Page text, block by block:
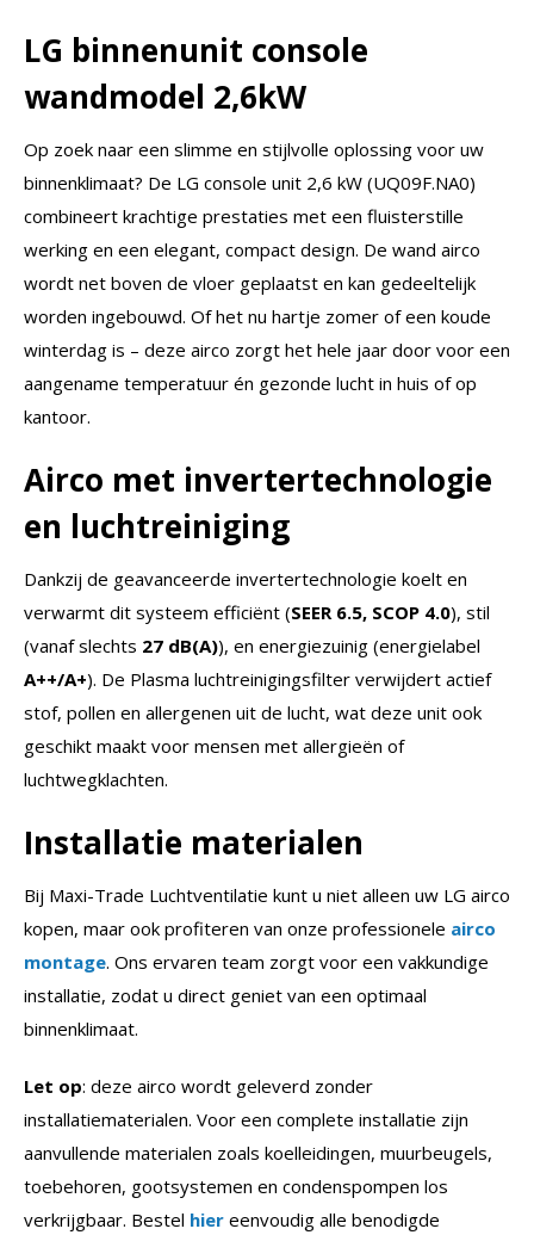
LG binnenunit console
wandmodel 2,6kW
Op zoek naar een slimme en stijlvolle oplossing voor uw
binnenklimaat? De LG console unit 2,6 kW (UQ09F.NA0)
combineert krachtige prestaties met een fluisterstille
werking en een elegant, compact design. De wand airco
wordt net boven de vloer geplaatst en kan gedeeltelijk
worden ingebouwd. Of het nu hartje zomer of een koude
winterdag is – deze airco zorgt het hele jaar door voor een
aangename temperatuur én gezonde lucht in huis of op
kantoor.
Airco met invertertechnologie
en luchtreiniging
Dankzij de geavanceerde invertertechnologie koelt en
verwarmt dit systeem efficiënt (SEER 6.5, SCOP 4.0), stil
(vanaf slechts 27 dB(A)), en energiezuinig (energielabel
A++/A+). De Plasma luchtreinigingsfilter verwijdert actief
stof, pollen en allergenen uit de lucht, wat deze unit ook
geschikt maakt voor mensen met allergieën of
luchtwegklachten.
Installatie materialen
Bij Maxi-Trade Luchtventilatie kunt u niet alleen uw LG airco
kopen, maar ook profiteren van onze professionele airco
montage. Ons ervaren team zorgt voor een vakkundige
installatie, zodat u direct geniet van een optimaal
binnenklimaat.
Let op: deze airco wordt geleverd zonder
installatiematerialen. Voor een complete installatie zijn
aanvullende materialen zoals koelleidingen, muurbeugels,
toebehoren, gootsystemen en condenspompen los
verkrijgbaar. Bestel hier eenvoudig alle benodigde